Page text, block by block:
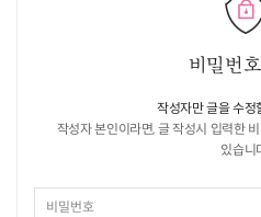
비밀번
작성자만 글을 수정
작성자 본인이라면, 글 작성시 입력한
있습니